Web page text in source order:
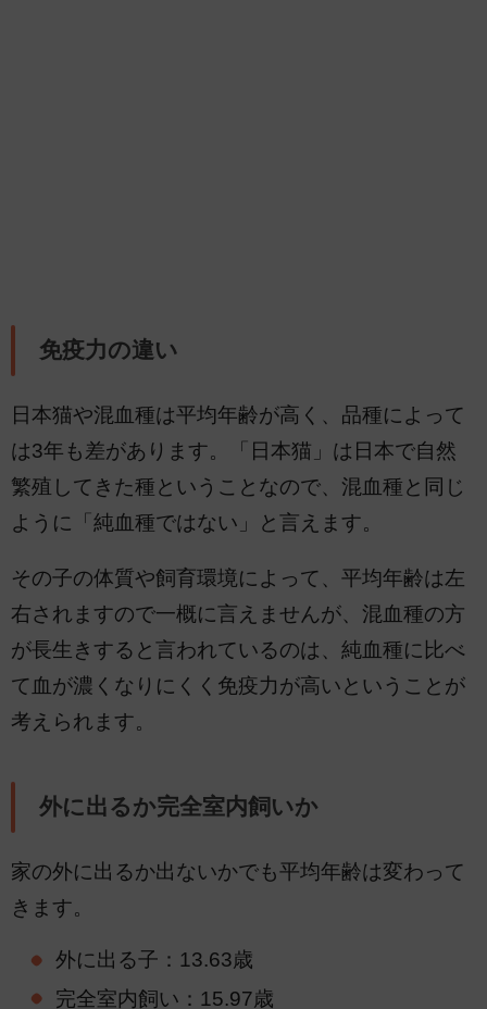
免疫力の違い
日本猫や混血種は平均年齢が高く、品種によって
は3年も差があります。「日本猫」は日本で自然
繁殖してきた種ということなので、混血種と同じ
ように「純血種ではない」と言えます。
その子の体質や飼育環境によって、平均年齢は左
右されますので一概に言えませんが、混血種の方
が長生きすると言われているのは、純血種に比べ
て血が濃くなりにくく免疫力が高いということが
考えられます。
外に出るか完全室内飼いか
家の外に出るか出ないかでも平均年齢は変わって
きます。
外に出る子：13.63歳
完全室内飼い：15.97歳